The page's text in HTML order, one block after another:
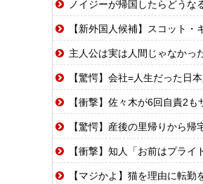
ノイジーが帰国したらどう
【新外国人候補】スコット・キンガ
主人公は実は人間じゃなかっ
【驚愕】会社=人生だった日
【衝撃】佐々木が6回自責2
【驚愕】産後の里帰りから帰宅した私。けれ
【衝撃】知人「お前はプライ
【マジかよ】猫を理由に転